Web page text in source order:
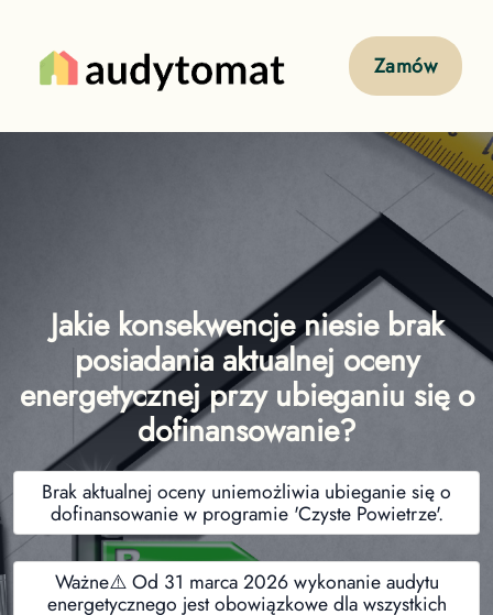
Zamów
Jakie konsekwencje niesie brak
posiadania aktualnej oceny
energetycznej przy ubieganiu się o
dofinansowanie?
Brak aktualnej oceny uniemożliwia ubieganie się o
dofinansowanie w programie 'Czyste Powietrze'.
Ważne⚠️ Od 31 marca 2026 wykonanie audytu
energetycznego jest obowiązkowe dla wszystkich